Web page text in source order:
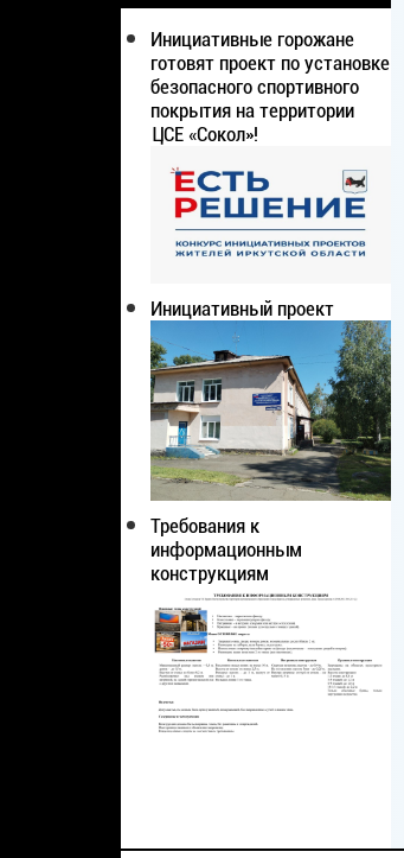
Инициативные горожане
готовят проект по установке
безопасного спортивного
покрытия на территории
ЦСЕ «Сокол»!
Инициативный проект
Требования к
информационным
конструкциям